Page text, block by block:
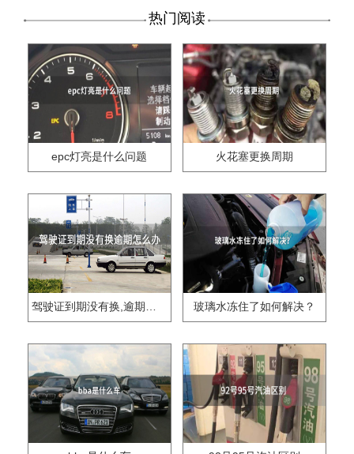
热门阅读
epc灯亮是什么问题 火花塞更换周期
驾驶证到期没有换,逾期怎么办?? 玻璃水冻住了如何解决？